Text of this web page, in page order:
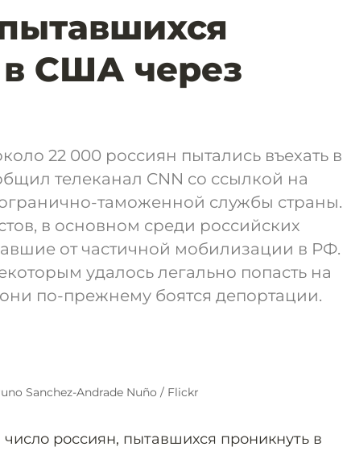
в США через
22 000 россиян пытались въехать в
телеканал CNN со ссылкой на
таможенной службы страны.
в основном среди российских
от частичной мобилизации в РФ.
удалось легально попасть на
по-прежнему боятся депортации.
Sanchez-Andrade Nuño / Flickr
россиян, пытавшихся проникнуть в